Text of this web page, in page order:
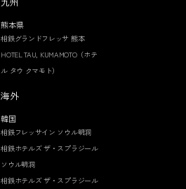
熊本県
相鉄グランドフレッサ 熊本
HOTEL TAU, KUMAMOTO（ホテ
ル タウ クマモト）
海外
韓国
相鉄フレッサイン ソウル明洞
相鉄ホテルズ ザ・スプラジール
ソウル明洞
相鉄ホテルズ ザ・スプラジール